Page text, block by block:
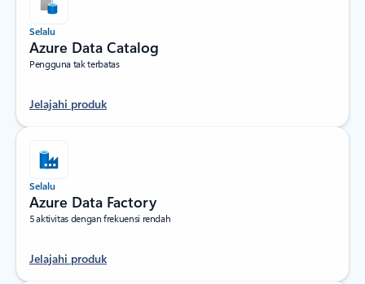
Selalu
Azure Data Catalog
Pengguna tak terbatas
Jelajahi produk
Selalu
Azure Data Factory
5 aktivitas dengan frekuensi rendah
Jelajahi produk